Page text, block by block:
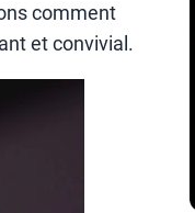
comment
et convivial.